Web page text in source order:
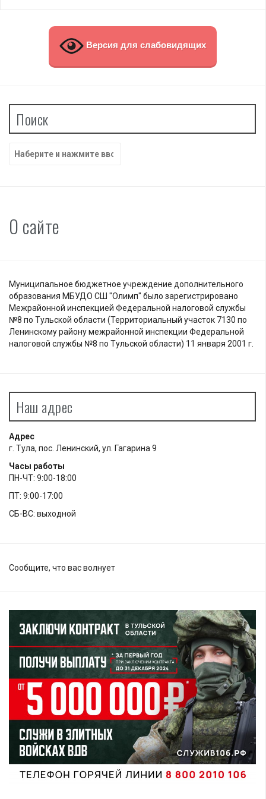
Версия для слабовидящих
Поиск
Найти:
О сайте
Муниципальное бюджетное учреждение дополнительного
образования МБУДО СШ "Олимп" было зарегистрировано
Межрайонной инспекцией Федеральной налоговой службы
№8 по Тульской области (Территориальный участок 7130 по
Ленинскому району межрайонной инспекции Федеральной
налоговой службы №8 по Тульской области) 11 января 2001 г.
Наш адрес
Адрес
г. Тула, пос. Ленинский, ул. Гагарина 9
Часы работы
ПН-ЧТ: 9:00-18:00
ПТ: 9:00-17:00
СБ-ВС: выходной
Сообщите, что вас волнует